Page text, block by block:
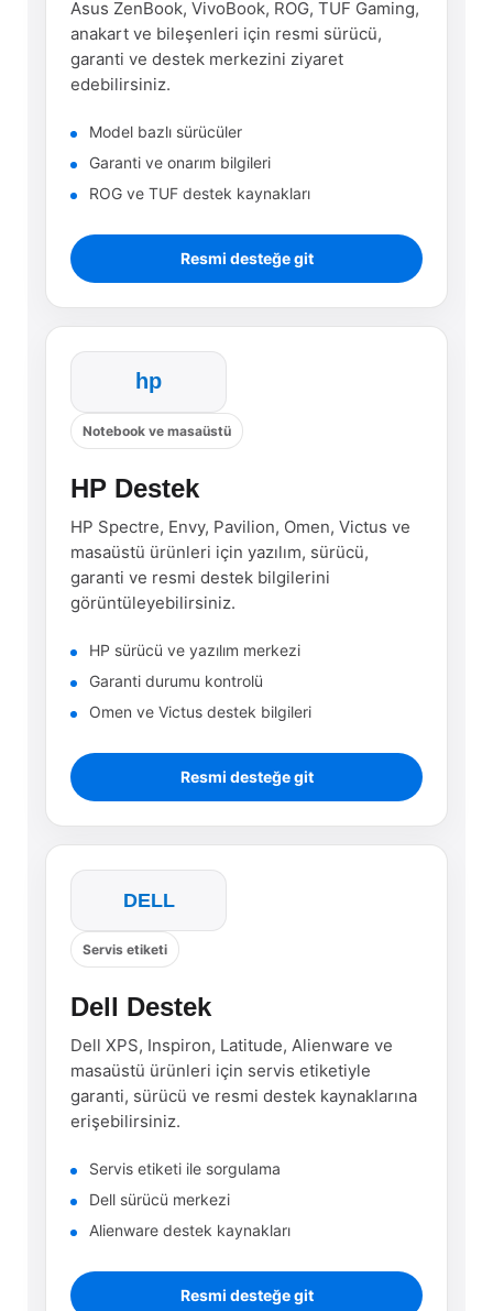
Asus ZenBook, VivoBook, ROG, TUF Gaming,
anakart ve bileşenleri için resmi sürücü,
garanti ve destek merkezini ziyaret
edebilirsiniz.
Model bazlı sürücüler
Garanti ve onarım bilgileri
ROG ve TUF destek kaynakları
Resmi desteğe git
hp
Notebook ve masaüstü
HP Destek
HP Spectre, Envy, Pavilion, Omen, Victus ve
masaüstü ürünleri için yazılım, sürücü,
garanti ve resmi destek bilgilerini
görüntüleyebilirsiniz.
HP sürücü ve yazılım merkezi
Garanti durumu kontrolü
Omen ve Victus destek bilgileri
Resmi desteğe git
DELL
Servis etiketi
Dell Destek
Dell XPS, Inspiron, Latitude, Alienware ve
masaüstü ürünleri için servis etiketiyle
garanti, sürücü ve resmi destek kaynaklarına
erişebilirsiniz.
Servis etiketi ile sorgulama
Dell sürücü merkezi
Alienware destek kaynakları
Resmi desteğe git